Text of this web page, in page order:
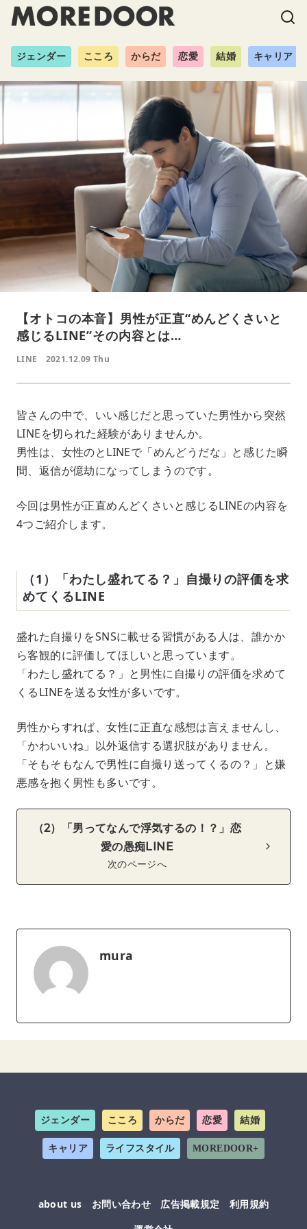
ジェンダー こころ からだ 恋愛 結婚 キャリア
【オトコの本音】男性が正直“めんどくさいと
感じるLINE”その内容とは…
LINE 2021.12.09 Thu
皆さんの中で、いい感じだと思っていた男性から突然
LINEを切られた経験がありませんか。
男性は、女性のとLINEで「めんどうだな」と感じた瞬
間、返信が億劫になってしまうのです。
今回は男性が正直めんどくさいと感じるLINEの内容を
4つご紹介します。
（1）「わたし盛れてる？」自撮りの評価を求
めてくるLINE
盛れた自撮りをSNSに載せる習慣がある人は、誰かか
ら客観的に評価してほしいと思っています。
「わたし盛れてる？」と男性に自撮りの評価を求めて
くるLINEを送る女性が多いです。
男性からすれば、女性に正直な感想は言えませんし、
「かわいいね」以外返信する選択肢がありません。
「そもそもなんで男性に自撮り送ってくるの？」と嫌
悪感を抱く男性も多いです。
（2）「男ってなんで浮気するの！？」恋
愛の愚痴LINE
次のページへ
mura
ジェンダー こころ からだ 恋愛 結婚
キャリア ライフスタイル MOREDOOR+
about us お問い合わせ 広告掲載規定
利用規約